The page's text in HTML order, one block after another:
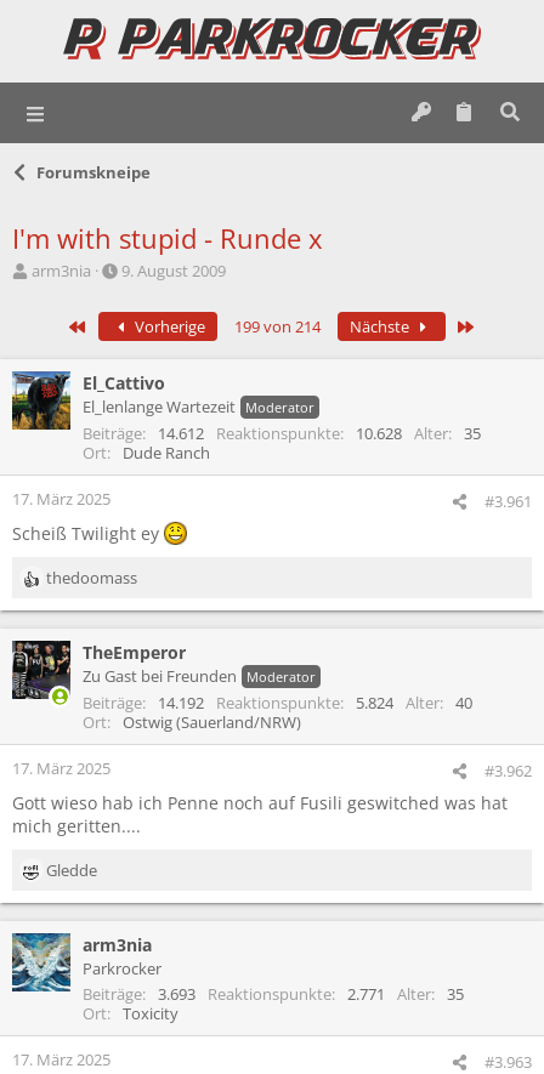
Forumskneipe
I'm with stupid - Runde x
E
l
l
e
arm3nia
E
s
t
l
l
a
m
9. August 2009
Erste Vorherige 199 von 214 Nächste
El_Cattivo
El_lenlange Wartezeit Moderator
Beiträge 14.612 Reaktionspunkte 10.628 Alter
35
Ort
Dude Ranch
17. März 2025 #3.961
Scheiß Twilight ey
R
e
k
t
i
n
e
:
thedoomass
TheEmperor
Zu Gast bei Freunden Moderator
Beiträge 14.192 Reaktionspunkte 5.824 Alter
40
Ort
Ostwig (Sauerland/NRW)
17. März 2025 #3.962
Gott wieso hab ich Penne noch auf Fusili geswitched was hat
mich geritten....
R
e
k
t
i
n
e
Gledde
arm3nia
Parkrocker
Beiträge
3.693 Reaktionspunkte 2.771 Alter
35
Ort
Toxicity
17. März 2025 #3.963